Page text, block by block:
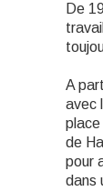
De
A
avec
de
pour
dans